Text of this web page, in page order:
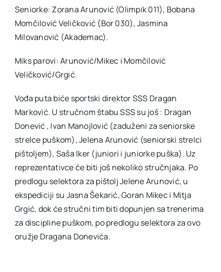
Seniorke: Zorana Arunović (Olimpik 011), Bobana
Momčilović Veličković (Bor 030), Jasmina
Milovanović (Akademac).
Miks parovi: Arunović/Mikec i Momčilović
Veličković/Grgić.
Vođa puta biće sportski direktor SSS Dragan
Marković. U stručnom štabu SSS su još : Dragan
Donević , Ivan Manojlović (zaduženi za seniorske
strelce puškom), Jelena Arunović (seniorski strelci
pištoljem), Saša Iker (juniori i juniorke puška). Uz
reprezentativce će biti još nekoliko stručnjaka. Po
predlogu selektora za pištolj Jelene Arunović, u
ekspediciji su Jasna Šekarić, Goran Mikec i Mitja
Grgić, dok će stručni tim biti dopunjen sa trenerima
za discipline puškom, po predlogu selektora za ovo
oružje Dragana Donevića.